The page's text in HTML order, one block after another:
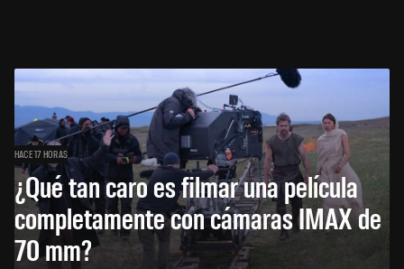
HACE 17 HORAS
¿Qué tan caro es filmar una película
completamente con cámaras IMAX de
70 mm?